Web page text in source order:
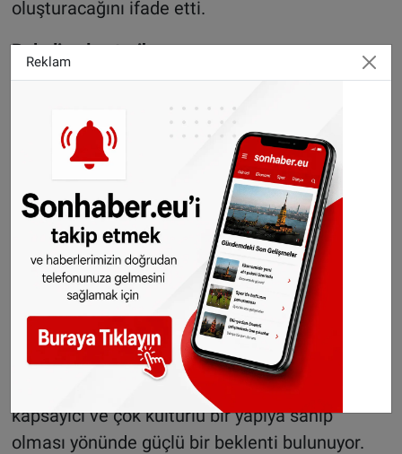
oluşturacağını ifade etti.
Belediyeden tarih vurgusu
Belediye tarafından yapılan açıklamada ise
misafir işçilerin 1960’lı yıllardan itibaren başta
Türkiye, Fas, Güney Avrupa ülkeleri ve eski
Yugoslavya’dan Amsterdam’a gelerek kentteki
iş gücü açığını kapattığı hatırlatıldı.
Açıklamada, misafir işçilerin zamanla
Amsterdam’ın sosyal ve ekonomik yapısında
kalıcı bir rol üstlendikleri vurgulandı. Buna
rağmen bu tarihin kamusal alanda yeterince
temsil edilmediği belirtildi.
Anıtın tasarımı ve yeri birlikte belirlenecek
Destek araştırmasının sonuçlarına göre, anıtın
kapsayıcı ve çok kültürlü bir yapıya sahip
olması yönünde güçlü bir beklenti bulunuyor.
Reklam